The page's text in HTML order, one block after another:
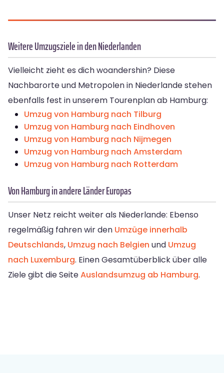
Weitere Umzugsziele in den Niederlanden
Vielleicht zieht es dich woandershin? Diese
Nachbarorte und Metropolen in Niederlande stehen
ebenfalls fest in unserem Tourenplan ab Hamburg:
Umzug von Hamburg nach Tilburg
Umzug von Hamburg nach Eindhoven
Umzug von Hamburg nach Nijmegen
Umzug von Hamburg nach Amsterdam
Umzug von Hamburg nach Rotterdam
Von Hamburg in andere Länder Europas
Unser Netz reicht weiter als Niederlande: Ebenso
regelmäßig fahren wir den Umzüge innerhalb
Deutschlands, Umzug nach Belgien und Umzug
nach Luxemburg. Einen Gesamtüberblick über alle
Ziele gibt die SeiteAuslandsumzug ab Hamburg.